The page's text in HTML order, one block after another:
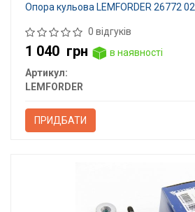
Опора кульова LEMFORDER 26772 02
0 відгуків
1 040 грн
в наявності
Артикул:
LEMFORDER
ПРИДБАТИ